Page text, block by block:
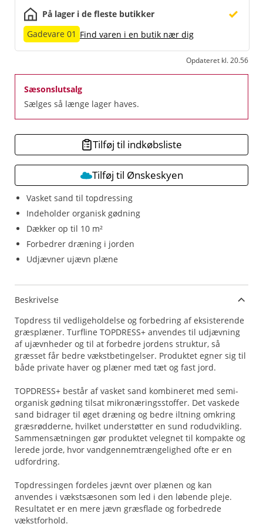
Vasket sand til topdressing
Indeholder organisk gødning
Dækker op til 10 m²
Forbedrer dræning i jorden
Udjævner ujævn plæne
På lager i de fleste butikker
Gadevare 01 Find varen i en butik nær dig
Opdateret kl. 20.56
Sæsonslutsalg
Sælges så længe lager haves.
Tilføj til indkøbsliste
Tilføj til Ønskeskyen
Beskrivelse
Topdress til vedligeholdelse og forbedring af eksisterende
græsplæner. Turfline TOPDRESS+ anvendes til udjævning
af ujævnheder og til at forbedre jordens struktur, så
græsset får bedre vækstbetingelser. Produktet egner sig til
både private haver og plæner med tæt og fast jord.
TOPDRESS+ består af vasket sand kombineret med semi-
organisk gødning tilsat mikronæringsstoffer. Det vaskede
sand bidrager til øget dræning og bedre iltning omkring
græsrødderne, hvilket understøtter en sund rodudvikling.
Sammensætningen gør produktet velegnet til kompakte og
lerede jorde, hvor vandgennemtrængelighed ofte er en
udfordring.
Topdressingen fordeles jævnt over plænen og kan
anvendes i vækstsæsonen som led i den løbende pleje.
Resultatet er en mere jævn græsflade og forbedrede
vækstforhold.